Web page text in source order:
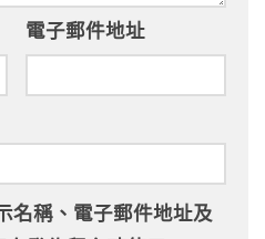
電子郵件地址
名稱、電子郵件地址及